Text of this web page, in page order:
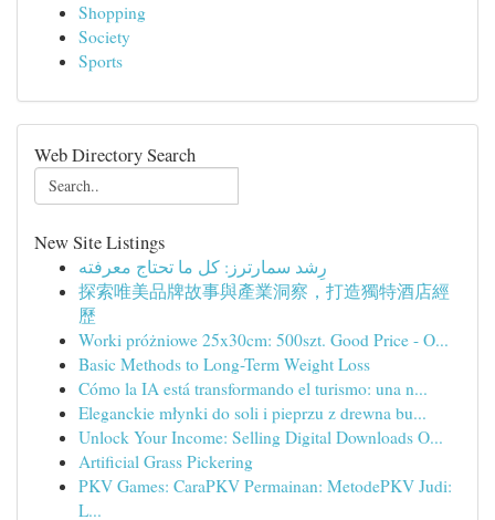
Shopping
Society
Sports
Web Directory Search
New Site Listings
رِشد سمارترز: كل ما تحتاج معرفته
探索唯美品牌故事與產業洞察，打造獨特酒店經
歷
Worki próżniowe 25x30cm: 500szt. Good Price - O...
Basic Methods to Long-Term Weight Loss
Cómo la IA está transformando el turismo: una n...
Eleganckie młynki do soli i pieprzu z drewna bu...
Unlock Your Income: Selling Digital Downloads O...
Artificial Grass Pickering
PKV Games: CaraPKV Permainan: MetodePKV Judi:
L...